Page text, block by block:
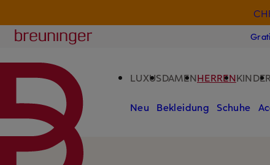
Breuninger
LUXUSDAMENHERRENKINDER
Neu Bekleidung Schuhe